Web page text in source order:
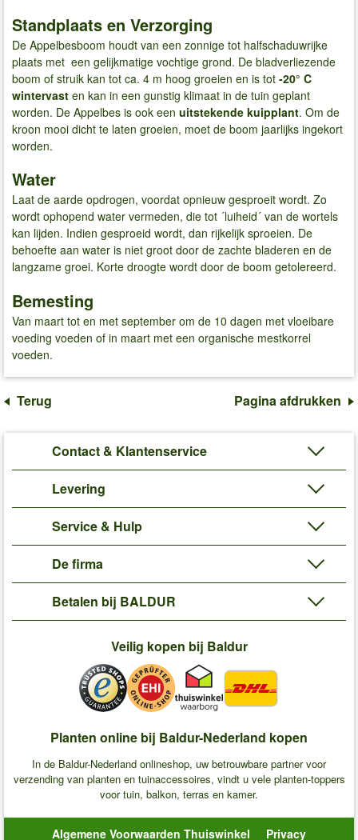
Standplaats en Verzorging
De Appelbesboom houdt van een zonnige tot halfschaduwrijke
plaats met een gelijkmatige vochtige grond. De bladverliezende
boom of struik kan tot ca. 4 m hoog groeien en is tot -20° C
wintervast en kan in een gunstig klimaat in de tuin geplant
worden. De Appelbes is ook een uitstekende kuipplant. Om de
kroon mooi dicht te laten groeien, moet de boom jaarlijks ingekort
worden.
Water
Laat de aarde opdrogen, voordat opnieuw gesproeit wordt. Zo
wordt ophopend water vermeden, die tot ´luiheid´ van de wortels
kan lijden. Indien gesproeid wordt, dan rijkelijk sproeien. De
behoefte aan water is niet groot door de zachte bladeren en de
langzame groei. Korte droogte wordt door de boom getolereerd.
Bemesting
Van maart tot en met september om de 10 dagen met vloeibare
voeding voeden of in maart met een organische mestkorrel
voeden.
Terug Pagina afdrukken
Contact & Klantenservice
Levering
Service & Hulp
De firma
Betalen bij BALDUR
Veilig kopen bij Baldur
Planten online bij Baldur-Nederland kopen
In de Baldur-Nederland onlineshop, uw betrouwbare partner voor
verzending van planten en tuinaccessoires, vindt u vele planten-toppers
voor tuin, balkon, terras en kamer.
Algemene Voorwaarden Thuiswinkel Privacy